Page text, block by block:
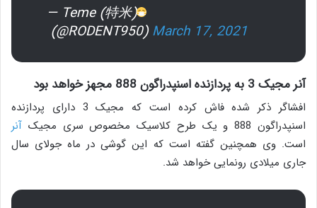
— Teme (特米)
(@RODENT950)March 17, 2021
آنر مجیک 3 به پردازنده اسنپدراگون 888 مجهز خواهد بود
افشاگر ذکر شده فاش کرده است که مجیک 3 دارای پردازنده
اسنپدراگون 888 و یک طرح کلاسیک مخصوص سری مجیک
آنر
است. وی همچنین گفته است که این گوشی در ماه جولای سال
جاری میلادی رونمایی خواهد شد.